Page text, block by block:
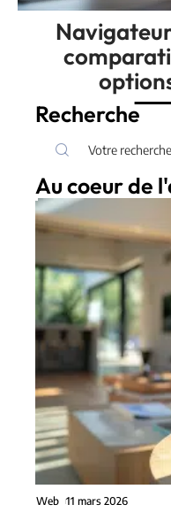
Recherche
Au coeur de
Web 11 mars 2026